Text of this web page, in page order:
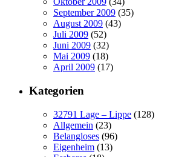
September 2009 (35)
August 2009 (43)
Juli 2009 (52)
Juni 2009 (32)
Mai 2009 (18)
April 2009 (17)
Kategorien
32791 Lage – Lippe (128)
Allgemein (23)
Belangloses (96)
Eigenheim (13)